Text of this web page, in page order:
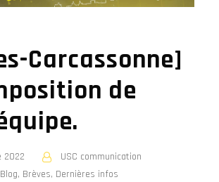
Carcassonne]
de
2022
USC communication
Blog, Brèves, Dernières infos